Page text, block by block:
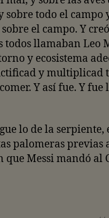
sobre todo el
el campo. Y
todos llamaban Leo
y ecosistema
y multiplicad
Y así fue. Y
lo de la
palomeras previas
que Messi mandó al